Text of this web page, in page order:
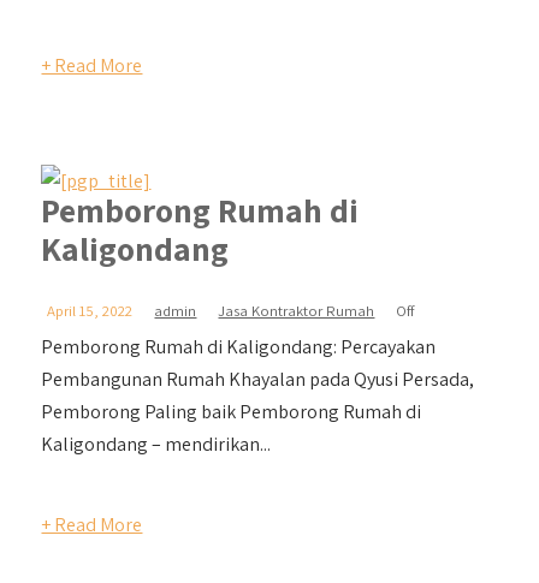
+ Read More
Pemborong Rumah di
Kaligondang
April 15, 2022 admin Jasa Kontraktor Rumah Off
Pemborong Rumah di Kaligondang: Percayakan
Pembangunan Rumah Khayalan pada Qyusi Persada,
Pemborong Paling baik Pemborong Rumah di
Kaligondang – mendirikan...
+ Read More